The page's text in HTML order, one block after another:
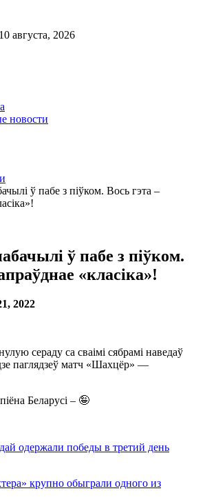
августа, 2026
новости
ў пабе з піўком. Вось гэта –
ў пабе з піўком.
«класіка»!
2022
сераду са сваімі сябрамі наведаў
паглядзеў матч «Шахцёр» —
Беларусі – 🤪
одержали победы в третий день
крупно обыграли одного из